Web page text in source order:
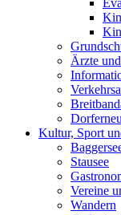
Ärzte
Kultur, Sport
Stausee
Vereine
Wandern